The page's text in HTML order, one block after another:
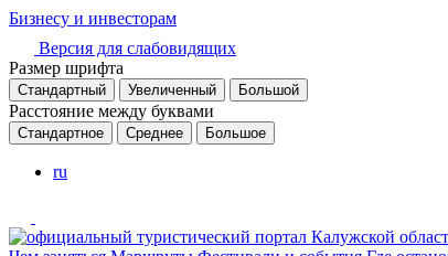
Бизнесу и инвесторам
Версия для слабовидящих
Размер шрифта
Стандартный Увеличенный Большой
Расстояние между буквами
Стандартное Среднее Большое
ru